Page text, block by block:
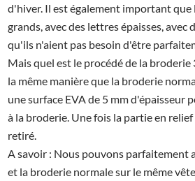
d'hiver. Il est également important que
grands, avec des lettres épaisses, avec
qu'ils n'aient pas besoin d'être
Mais quel est le procédé de la broderie
la même manière que la broderie
une surface EVA de 5 mm d'épaisseur
à la broderie. Une fois la partie en
retiré.
A savoir : Nous pouvons parfaitement
et la broderie normale sur le même